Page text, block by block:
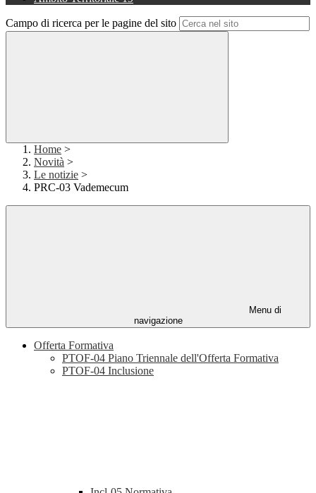
Campo di ricerca per le pagine del sito
Home >
Novità >
Le notizie >
PRC-03 Vademecum
Menu di
navigazione
Offerta Formativa
PTOF-04 Piano Triennale dell'Offerta Formativa
PTOF-04 Inclusione